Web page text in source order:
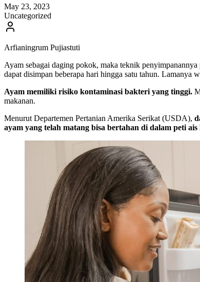
May 23, 2023
Uncategorized
Arfianingrum Pujiastuti
Ayam sebagai daging pokok, maka teknik
dapat disimpan beberapa hari hingga satu tahun. Lamanya
Ayam memiliki risiko kontaminasi bakteri yang tinggi.
makanan.
Menurut Departemen Pertanian Amerika Serikat (USDA),
ayam yang telah matang bisa bertahan di dalam peti